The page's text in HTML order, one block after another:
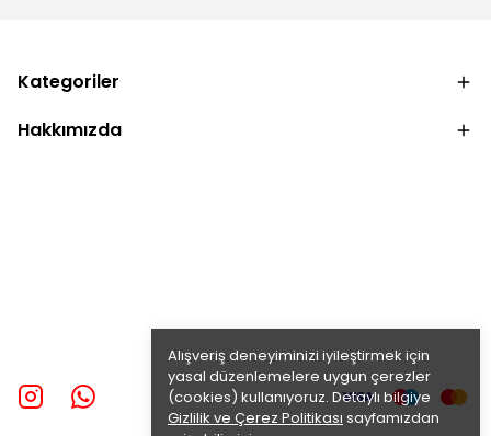
Alışveriş deneyiminizi iyileştirmek için
yasal düzenlemelere uygun çerezler
(cookies) kullanıyoruz. Detaylı bilgiye
Gizlilik ve Çerez Politikası sayfamızdan
Kategoriler
Hakkımızda